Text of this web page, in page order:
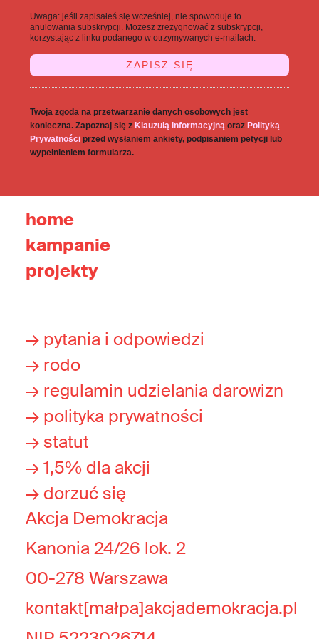
Uwaga: jeśli zapisałeś się wcześniej, nie spowoduje to
anulowania subskrypcji. Możesz zrezygnować z subskrypcji,
korzystając z linku podanego w otrzymywanych e-mailach.
Twoja zgoda na przetwarzanie danych osobowych jest
konieczna. Zapoznaj się zKlauzulą informacyjną orazPolityką
Prywatności przed wysłaniem ankiety, podpisaniem petycji lub
wypełnieniem formularza.
home
kampanie
projekty
→ pytania i odpowiedzi
→ rodo
→ regulamin udzielania darowizn
→ polityka prywatności
→ statut
→ 1,5% dla akcji
→ dorzuć się
Akcja Demokracja
Kanonia 24/26 lok. 2
00-278 Warszawa
kontakt[małpa]akcjademokracja.pl